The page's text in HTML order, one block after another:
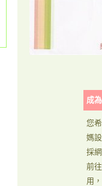
成
您
媽
採
前
用